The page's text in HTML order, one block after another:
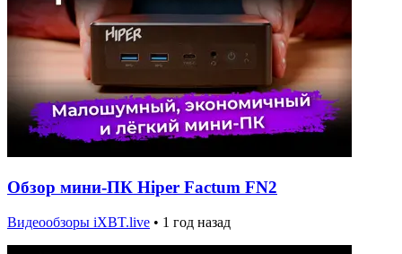
Обзор мини-ПК Hiper Factum FN2
Видеообзоры iXBT.live • 1 год назад